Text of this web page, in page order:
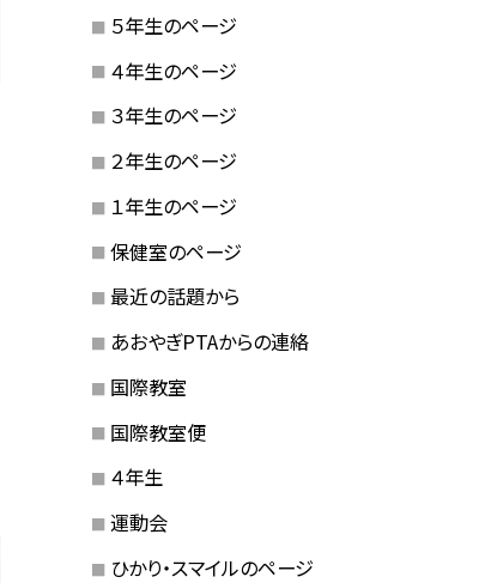
５年生のページ
４年生のページ
３年生のページ
２年生のページ
１年生のページ
保健室のページ
最近の話題から
あおやぎPTAからの連絡
国際教室
国際教室便
４年生
運動会
ひかり・スマイルのページ